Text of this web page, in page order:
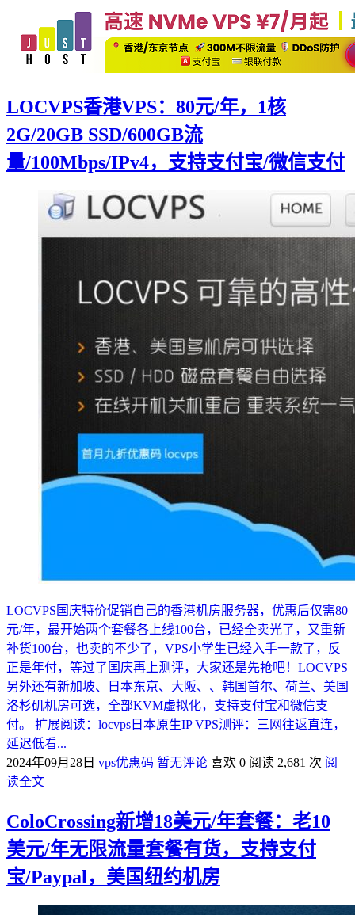
LOCVPS香港VPS：80元/年，1核
2G/20GB SSD/600GB流
量/100Mbps/IPv4，支持支付宝/微信支付
LOCVPS国庆特价促销自己的香港机房服务器，优惠后仅需80
元/年，最开始两个套餐各上线100台，已经全卖光了，又重新
补货100台，也卖的不少了，VPS小学生已经入手一款了，反
正是年付，等过了国庆再上测评，大家还是先抢吧！LOCVPS
另外还有新加坡、日本东京、大阪、、韩国首尔、荷兰、美国
洛杉矶机房可选，全部KVM虚拟化，支持支付宝和微信支
付。 扩展阅读：locvps日本原生IP VPS测评：三网往返直连，
延迟低看...
2024年09月28日 vps优惠码 暂无评论 喜欢 0 阅读 2,681 次 阅
读全文
ColoCrossing新增18美元/年套餐：老10
美元/年无限流量套餐有货，支持支付
宝/Paypal，美国纽约机房